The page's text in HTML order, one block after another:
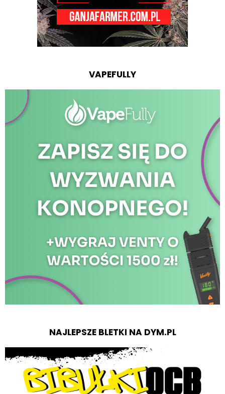
VAPEFULLY
NAJLEPSZE BLETKI NA DYM.PL